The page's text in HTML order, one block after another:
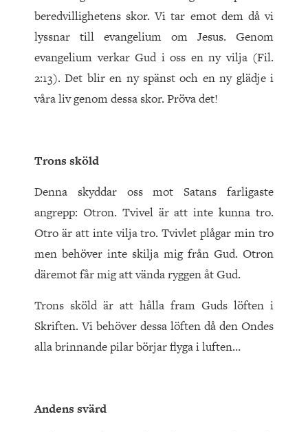
beredvillighetens skor. Vi tar emot dem då vi
lyssnar till evangelium om Jesus. Genom
evangelium verkar Gud i oss en ny vilja (Fil.
2:13). Det blir en ny spänst och en ny glädje i
våra liv genom dessa skor. Pröva det!
Trons sköld
Denna skyddar oss mot Satans farligaste
angrepp: Otron. Tvivel är att inte kunna tro.
Otro är att inte vilja tro. Tvivlet plågar min tro
men behöver inte skilja mig från Gud. Otron
däremot får mig att vända ryggen åt Gud.
Trons sköld är att hålla fram Guds löften i
Skriften. Vi behöver dessa löften då den Ondes
alla brinnande pilar börjar flyga i luften…
Andens svärd